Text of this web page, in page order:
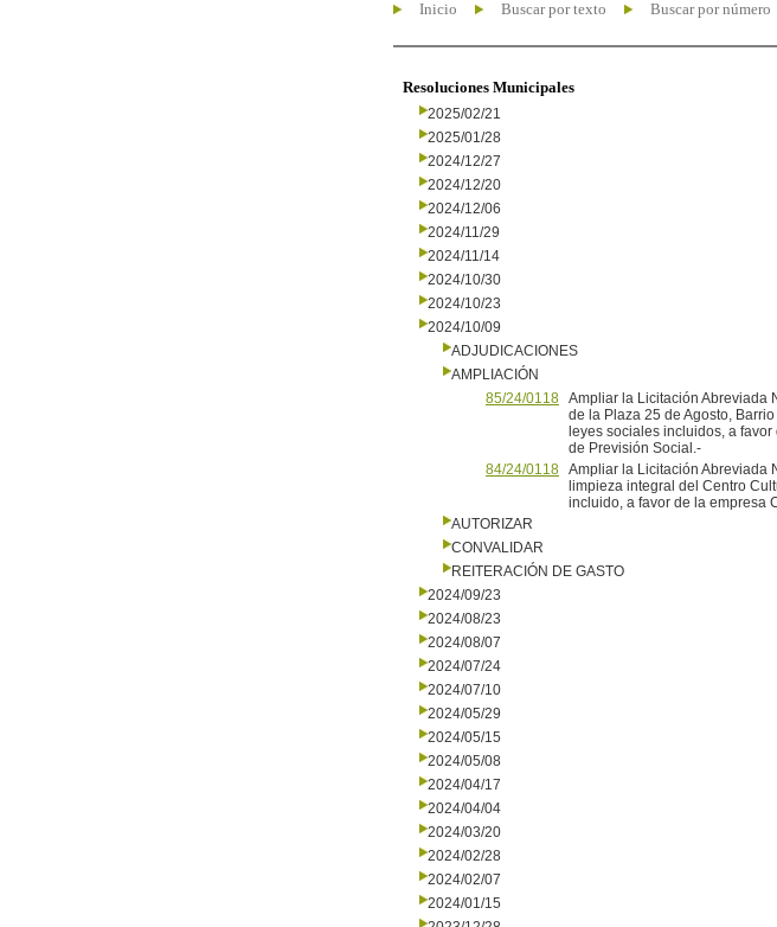
Inicio Buscar por texto Buscar por número
Resoluciones Municipales
2025/02/21
2025/01/28
2024/12/27
2024/12/20
2024/12/06
2024/11/29
2024/11/14
2024/10/30
2024/10/23
2024/10/09
ADJUDICACIONES
AMPLIACIÓN
85/24/0118 Ampliar la Licitación Abreviada
de la Plaza 25 de Agosto,
leyes sociales incluidos, a
de Previsión Social.-
84/24/0118 Ampliar la Licitación Abreviada
limpieza integral del Centro
incluido, a favor de la empresa
AUTORIZAR
CONVALIDAR
REITERACIÓN DE GASTO
2024/09/23
2024/08/23
2024/08/07
2024/07/24
2024/07/10
2024/05/29
2024/05/15
2024/05/08
2024/04/17
2024/04/04
2024/03/20
2024/02/28
2024/02/07
2024/01/15